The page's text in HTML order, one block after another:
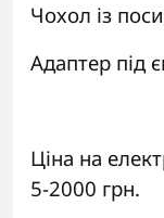
Чохол із
Адаптер під
Ціна на
5-2000 грн.